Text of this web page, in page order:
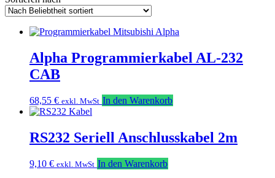
Alpha Programmierkabel AL-232
CAB
68,55 € exkl. MwSt In den Warenkorb
RS232 Seriell Anschlusskabel 2m
9,10 € exkl. MwSt In den Warenkorb